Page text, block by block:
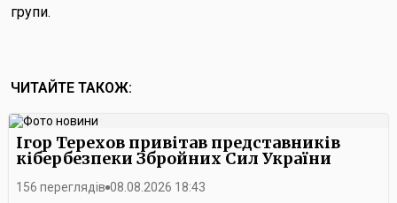
групи.
ЧИТАЙТЕ ТАКОЖ:
Ігор Терехов привітав представників
кібербезпеки Збройних Сил України
156 переглядів 08.08.2026 18:43